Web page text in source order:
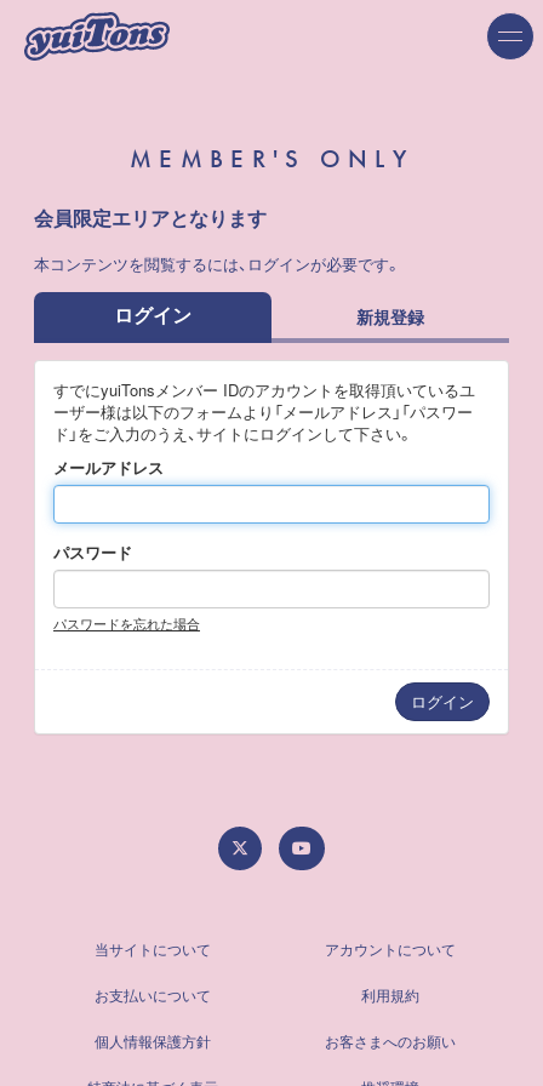
MEMBER'S ONLY
会員限定エリアとなります
本コンテンツを閲覧するには、ログインが必要です。
ログイン 新規登録
すでにyuiTonsメンバー IDのアカウントを取得頂いているユ
ーザー様は以下のフォームより「メールアドレス」「パスワー
ド」をご入力のうえ、サイトにログインして下さい。
メールアドレス
パスワード
パスワードを忘れた場合
当サイトについて アカウントについて
お支払いについて 利用規約
個人情報保護方針 お客さまへのお願い